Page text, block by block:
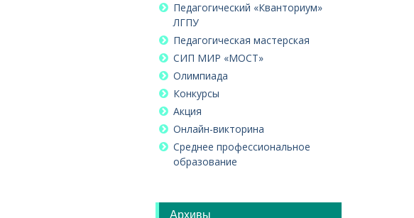
Педагогический «Кванториум»
ЛГПУ
Педагогическая мастерская
СИП МИР «МОСТ»
Олимпиада
Конкурсы
Акция
Онлайн-викторина
Среднее профессиональное
образование
Архивы